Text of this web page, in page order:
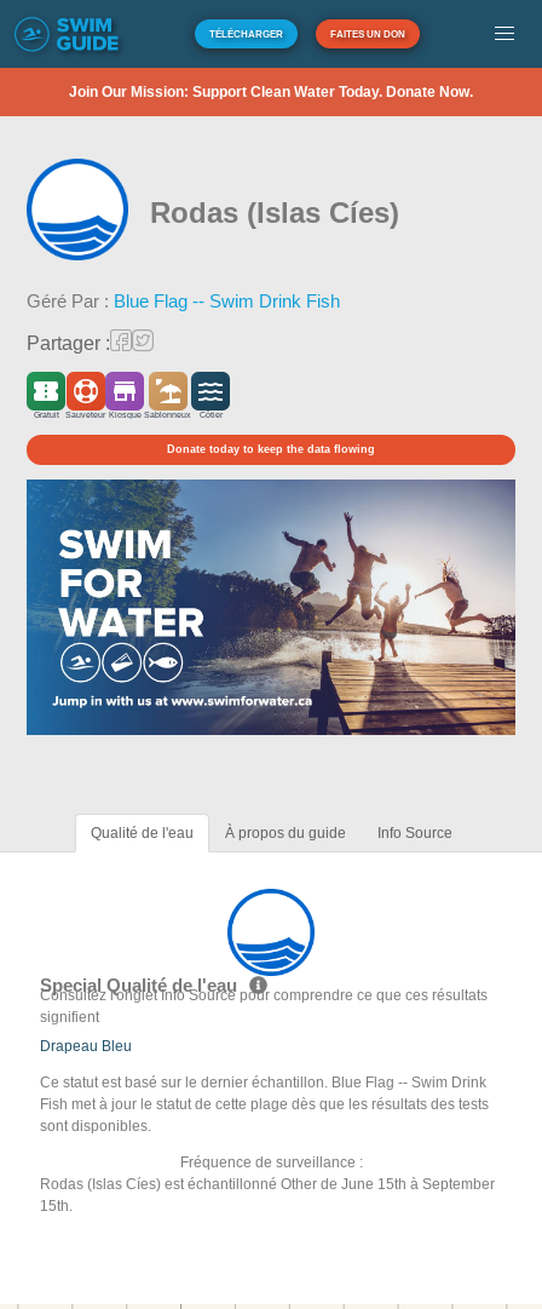
TÉLÉCHARGER FAITES UN DON
Join Our Mission: Support Clean Water Today. Donate Now.
Rodas (Islas Cíes)
Géré Par : Blue Flag -- Swim Drink Fish
Partager :
Gratuit Sauveteur Kiosque Sablonneux Côtier
Donate today to keep the data flowing
Qualité de l'eau À propos du guide Info Source
Special Qualité de l'eau
Consultez l'onglet Info Source pour comprendre ce que ces résultats
signifient
Drapeau Bleu
Ce statut est basé sur le dernier échantillon. Blue Flag -- Swim Drink
Fish met à jour le statut de cette plage dès que les résultats des tests
sont disponibles.
Fréquence de surveillance :
Rodas (Islas Cíes) est échantillonné Other de June 15th à September
15th.